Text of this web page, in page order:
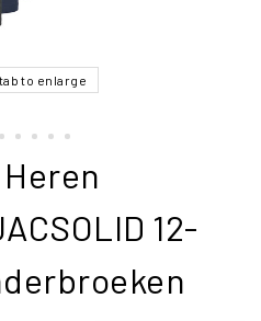
to enlarge
12-